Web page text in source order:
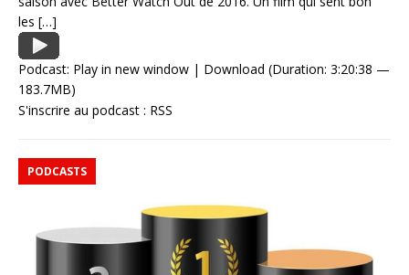
les […]
Podcast: Play in new window | Download (Duration: 3:20:38 —
183.7MB)
S'inscrire au podcast : RSS
PODCASTS